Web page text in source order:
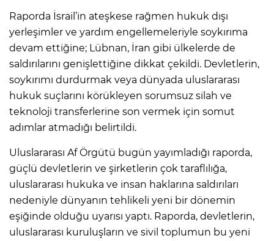
Raporda İsrail’in ateşkese rağmen hukuk dışı
yerleşimler ve yardım engellemeleriyle soykırıma
devam ettiğine; Lübnan, İran gibi ülkelerde de
saldırılarını genişlettiğine dikkat çekildi. Devletlerin,
soykırımı durdurmak veya dünyada uluslararası
hukuk suçlarını körükleyen sorumsuz silah ve
teknoloji transferlerine son vermek için somut
adımlar atmadığı belirtildi.
Uluslararası Af Örgütü bugün yayımladığı raporda,
güçlü devletlerin ve şirketlerin çok taraflılığa,
uluslararası hukuka ve insan haklarına saldırıları
nedeniyle dünyanın tehlikeli yeni bir dönemin
eşiğinde olduğu uyarısı yaptı. Raporda, devletlerin,
uluslararası kuruluşların ve sivil toplumun bu yeni